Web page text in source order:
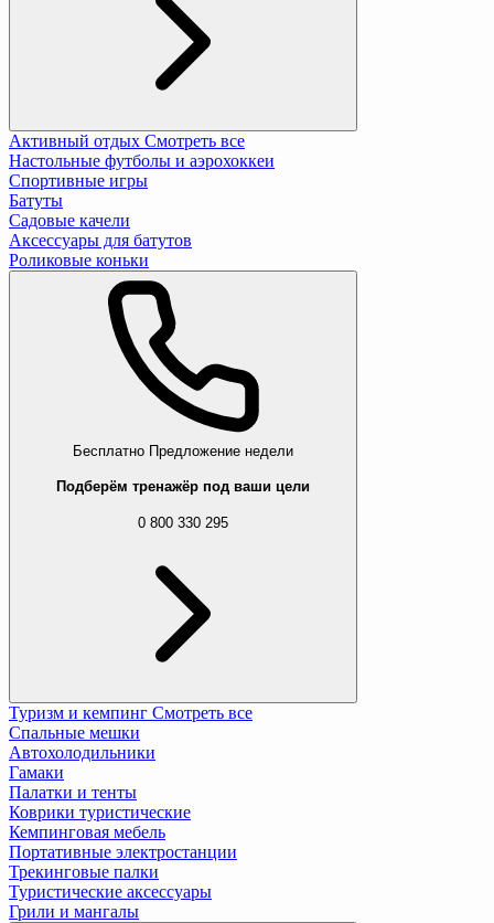
Активный отдых Смотреть все
Настольные футболы и аэрохоккеи
Спортивные игры
Батуты
Садовые качели
Аксессуары для батутов
Роликовые коньки
Бесплатно Предложение недели
Подберём тренажёр под ваши цели
0 800 330 295
Туризм и кемпинг Смотреть все
Спальные мешки
Автохолодильники
Гамаки
Палатки и тенты
Коврики туристические
Кемпинговая мебель
Портативные электростанции
Трекинговые палки
Туристические аксессуары
Грили и мангалы